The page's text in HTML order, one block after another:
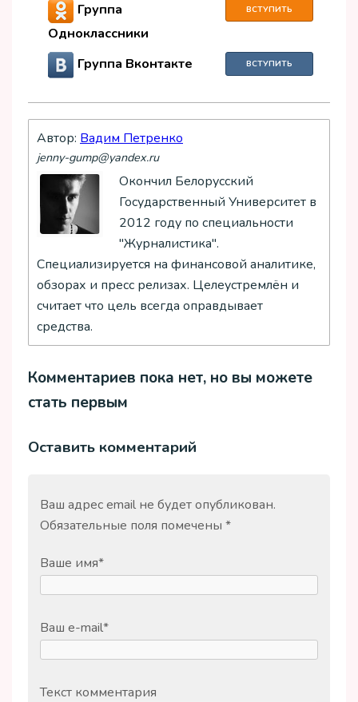
Группа
Одноклассники
ВСТУПИТЬ
Группа Вконтакте ВСТУПИТЬ
Автор: Вадим Петренко
jenny-gump@yandex.ru
Окончил Белорусский
Государственный Университет в
2012 году по специальности
"Журналистика".
Специализируется на финансовой аналитике,
обзорах и пресс релизах. Целеустремлён и
считает что цель всегда оправдывает
средства.
Комментариев пока нет, но вы можете
стать первым
Оставить комментарий
Ваш адрес email не будет опубликован.
Обязательные поля помечены *
Ваше имя*
Ваш e-mail*
Текст комментария